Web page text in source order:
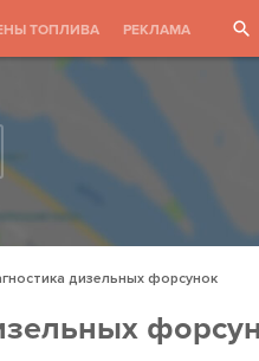
ТОПЛИВА РЕКЛАМА
дизельных форсунок